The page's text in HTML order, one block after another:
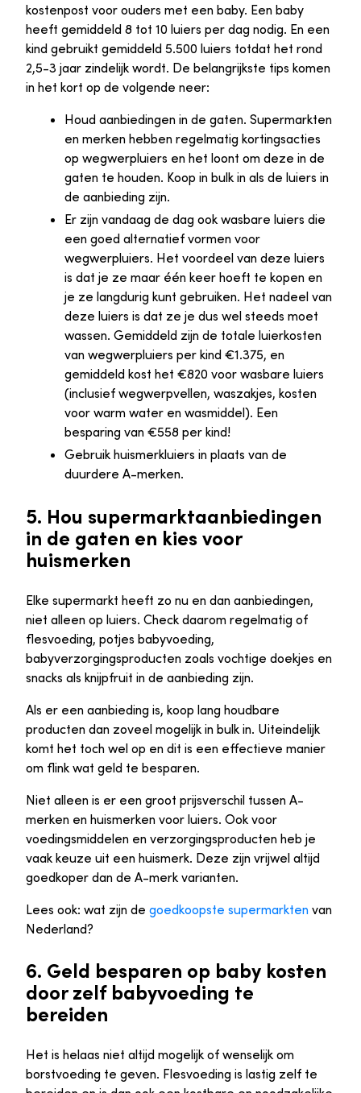
kostenpost voor ouders met een baby. Een baby
heeft gemiddeld 8 tot 10 luiers per dag nodig. En een
kind gebruikt gemiddeld 5.500 luiers totdat het rond
2,5-3 jaar zindelijk wordt. De belangrijkste tips komen
in het kort op de volgende neer:
Houd aanbiedingen in de gaten. Supermarkten
en merken hebben regelmatig kortingsacties
op wegwerpluiers en het loont om deze in de
gaten te houden. Koop in bulk in als de luiers in
de aanbieding zijn.
Er zijn vandaag de dag ook wasbare luiers die
een goed alternatief vormen voor
wegwerpluiers. Het voordeel van deze luiers
is dat je ze maar één keer hoeft te kopen en
je ze langdurig kunt gebruiken. Het nadeel van
deze luiers is dat ze je dus wel steeds moet
wassen. Gemiddeld zijn de totale luierkosten
van wegwerpluiers per kind €1.375, en
gemiddeld kost het €820 voor wasbare luiers
(inclusief wegwerpvellen, waszakjes, kosten
voor warm water en wasmiddel). Een
besparing van €558 per kind!
Gebruik huismerkluiers in plaats van de
duurdere A-merken.
5. Hou supermarktaanbiedingen
in de gaten en kies voor
huismerken
Elke supermarkt heeft zo nu en dan aanbiedingen,
niet alleen op luiers. Check daarom regelmatig of
flesvoeding, potjes babyvoeding,
babyverzorgingsproducten zoals vochtige doekjes en
snacks als knijpfruit in de aanbieding zijn.
Als er een aanbieding is, koop lang houdbare
producten dan zoveel mogelijk in bulk in. Uiteindelijk
komt het toch wel op en dit is een effectieve manier
om flink wat geld te besparen.
Niet alleen is er een groot prijsverschil tussen A-
merken en huismerken voor luiers. Ook voor
voedingsmiddelen en verzorgingsproducten heb je
vaak keuze uit een huismerk. Deze zijn vrijwel altijd
goedkoper dan de A-merk varianten.
Lees ook: wat zijn de goedkoopste supermarkten van
Nederland?
6. Geld besparen op baby kosten
door zelf babyvoeding te
bereiden
Het is helaas niet altijd mogelijk of wenselijk om
borstvoeding te geven. Flesvoeding is lastig zelf te